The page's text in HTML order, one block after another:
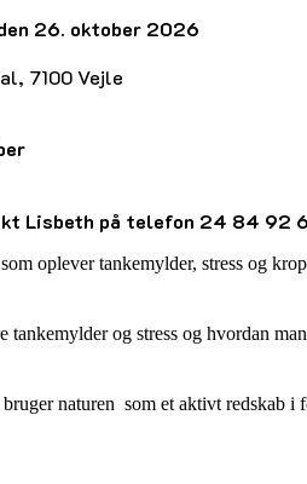
den 26. oktober 2026
7100 Vejle
Lisbeth på telefon 24 84 92
oplever tankemylder, stress og
tankemylder og stress og hvordan
naturen som et aktivt redskab